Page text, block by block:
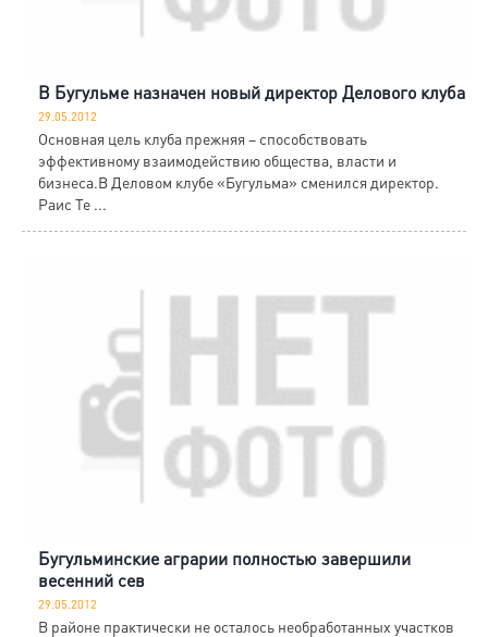
В Бугульме назначен новый директор Делового клуба
29.05.2012
Основная цель клуба прежняя – способствовать
эффективному взаимодействию общества, власти и
бизнеса.В Деловом клубе «Бугульма» сменился директор.
Раис Те ...
Бугульминские аграрии полностью завершили
весенний сев
29.05.2012
В районе практически не осталось необработанных участков